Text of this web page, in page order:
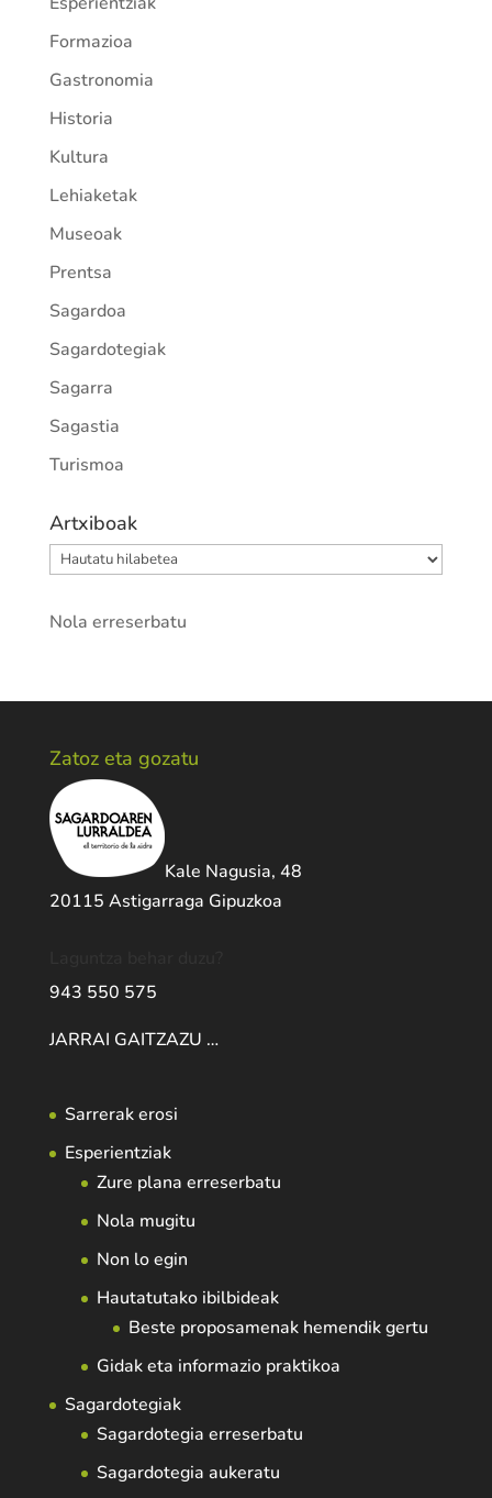
Formazioa
Gastronomia
Historia
Kultura
Lehiaketak
Museoak
Prentsa
Sagardoa
Sagardotegiak
Sagarra
Sagastia
Turismoa
Artxiboak
Artxiboak
Nola erreserbatu
Zatoz eta gozatu
Kale Nagusia, 48
20115 Astigarraga Gipuzkoa
943 550 575
JARRAI GAITZAZU …
Sarrerak erosi
Esperientziak
Zure plana erreserbatu
Nola mugitu
Non lo egin
Hautatutako ibilbideak
Beste proposamenak hemendik gertu
Gidak eta informazio praktikoa
Sagardotegiak
Sagardotegia erreserbatu
Sagardotegia aukeratu